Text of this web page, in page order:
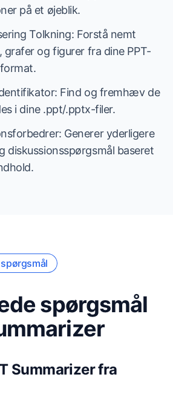
på et øjeblik.
Tolkning: Forstå nemt
grafer og figurer fra dine PPT-
Find og fremhæv de
i dine .ppt/.pptx-filer.
Generer yderligere
diskussionsspørgsmål baseret
spørgsmål
Summarizer fra